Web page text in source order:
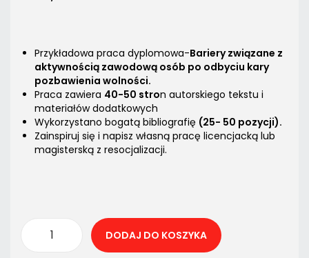
Przykładowa praca dyplomowa-Bariery związane z
aktywnością zawodową osób po odbyciu kary
pozbawienia wolności.
Praca zawiera 40-50 stron autorskiego tekstu i
materiałów dodatkowych
Wykorzystano bogatą bibliografię (25- 50 pozycji).
Zainspiruj się i napisz własną pracę licencjacką lub
magisterską z resocjalizacji.
DODAJ DO KOSZYKA